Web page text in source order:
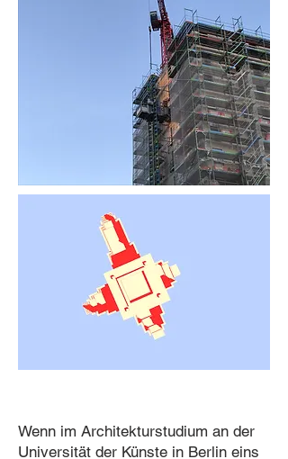
Wenn im Architekturstudium an der
Universität der Künste in Berlin eins